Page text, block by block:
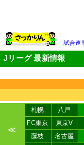
試合速
Jリーグ 最新情報
≪
札幌 八戸
FC東京
東京V
藤枝
名古屋